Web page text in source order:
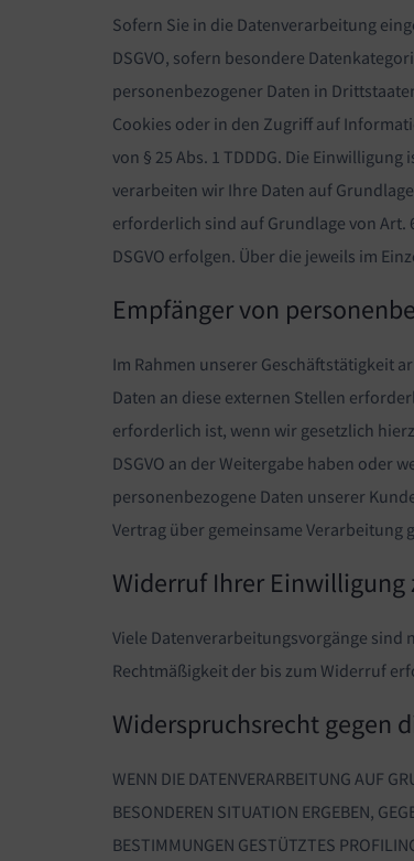
Sofern Sie in die Datenverarbeitung
DSGVO, sofern besondere
personenbezogener Daten in
Cookies oder in den Zugriff auf
von § 25 Abs. 1 TDDDG. Die
verarbeiten wir Ihre Daten auf
erforderlich sind auf Grundlage von Art.
DSGVO erfolgen. Über die jeweils im
Empfänger von
Im Rahmen unserer Geschäftstätigkeit
Daten an diese externen Stellen
erforderlich ist, wenn wir gesetzlich
DSGVO an der Weitergabe haben oder
personenbezogene Daten unserer
Vertrag über gemeinsame Verarbeitung
Widerruf Ihrer
Viele Datenverarbeitungsvorgänge
Rechtmäßigkeit der bis zum Widerruf
Widerspruchsrecht gegen
WENN DIE DATENVERARBEITUNG AUF
BESONDEREN SITUATION ERGEBEN,
BESTIMMUNGEN GESTÜTZTES